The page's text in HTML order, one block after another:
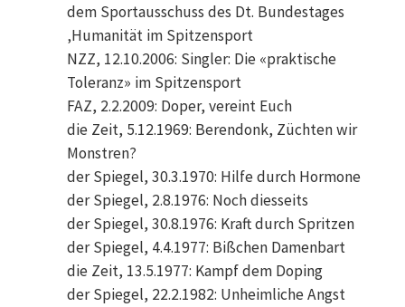
dem Sportausschuss des Dt. Bundestages
‚Humanität im Spitzensport
NZZ, 12.10.2006: Singler: Die «praktische
Toleranz» im Spitzensport
FAZ, 2.2.2009: Doper, vereint Euch
die Zeit, 5.12.1969: Berendonk, Züchten wir
Monstren?
der Spiegel, 30.3.1970: Hilfe durch Hormone
der Spiegel, 2.8.1976: Noch diesseits
der Spiegel, 30.8.1976: Kraft durch Spritzen
der Spiegel, 4.4.1977: Bißchen Damenbart
die Zeit, 13.5.1977: Kampf dem Doping
der Spiegel, 22.2.1982: Unheimliche Angst